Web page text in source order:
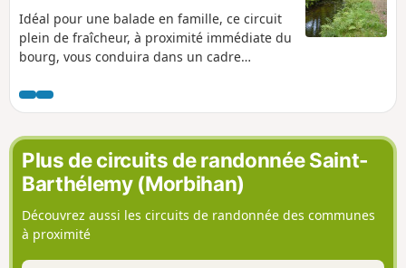
Idéal pour une balade en famille, ce circuit
plein de fraîcheur, à proximité immédiate du
bourg, vous conduira dans un cadre
rivière du Pont du Roc’h à la découverte du
patrimoine lié à l’eau : fontaines, lavoirs,
ponts, moulin…
Plus de circuits de randonnée Saint-
Barthélemy (Morbihan)
Découvrez aussi les circuits de randonnée des communes
à proximité